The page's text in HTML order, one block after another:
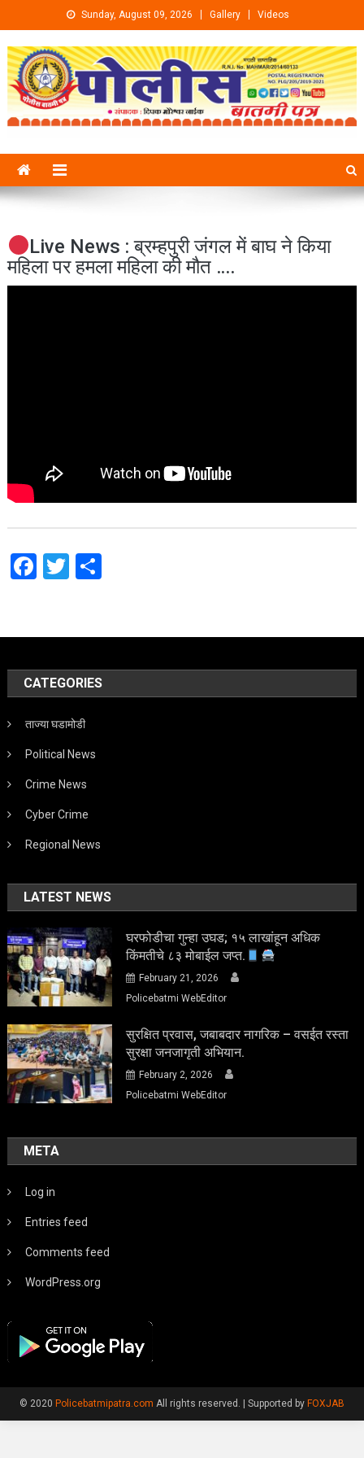
Skip to content Sunday, August 09, 2026 Gallery Videos
Live News : ब्रम्हपुरी जंगल में बाघ ने किया
महिला पर हमला महिला की मौत ….
Facebook
Twitter
Share
CATEGORIES
ताज्या घडामोडी
Political News
Crime News
Cyber Crime
Regional News
LATEST NEWS
घरफोडीचा गुन्हा उघड; १५ लाखांहून अधिक
किंमतीचे ८३ मोबाईल जप्त.
February 21, 2026
Policebatmi WebEditor
सुरक्षित प्रवास, जबाबदार नागरिक – वसईत रस्ता
सुरक्षा जनजागृती अभियान.
February 2, 2026
Policebatmi WebEditor
META
Log in
Entries feed
Comments feed
WordPress.org
© 2020 Policebatmipatra.com All rights reserved. Supported by FOXJAB